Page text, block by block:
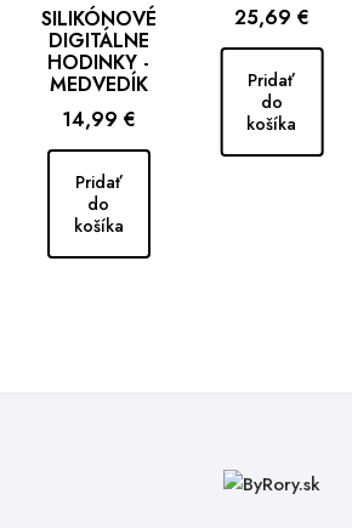
SILIKÓNOVÉ
DIGITÁLNE
HODINKY -
MEDVEDÍK
Cena
14,99 €
Pridať
do
košíka
Cena
25,69 €
Pridať
do
košíka